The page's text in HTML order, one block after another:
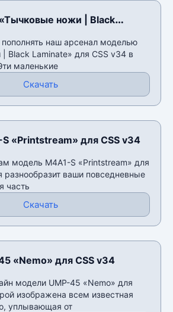
ножи | Black
v34
наш арсенал моделью
Black Laminate» для CSS v34 в
маленькие
Скачать
«Printstream» для CSS v34
модель M4A1-S «Printstream» для
разнообразит ваши повседневные
часть
Скачать
«Nemo» для CSS v34
модели UMP-45 «Nemo» для
изображена всем известная
уплывающая от